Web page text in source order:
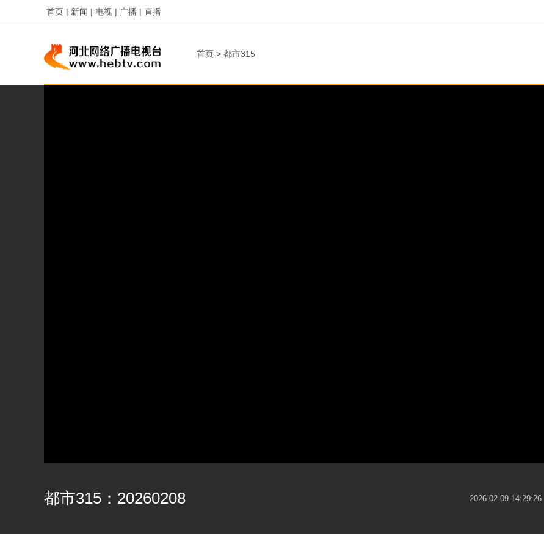
首页 | 新闻 | 电视 | 广播 | 直播
首页 > 都市315
都市315：20260208 2026-02-09 14:29:26